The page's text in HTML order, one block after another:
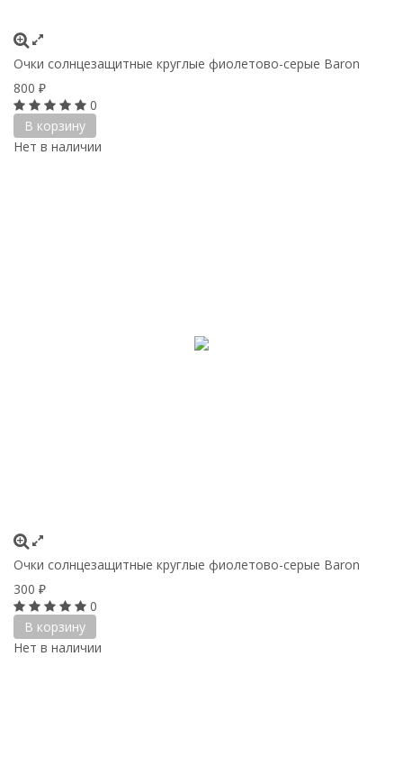
Очки солнцезащитные круглые фиолетово-серые Baron
800 ₽
0
В корзину
Нет в наличии
Очки солнцезащитные круглые фиолетово-серые Baron
300 ₽
0
В корзину
Нет в наличии